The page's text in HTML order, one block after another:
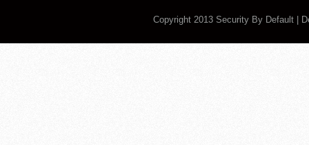
Copyright 2013 Security By Default |